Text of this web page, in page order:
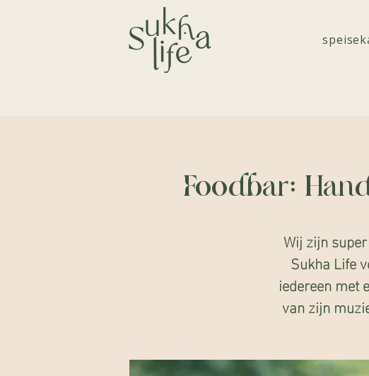
Foodbar:
Wij zijn
Sukha Life
iedereen met
van zijn